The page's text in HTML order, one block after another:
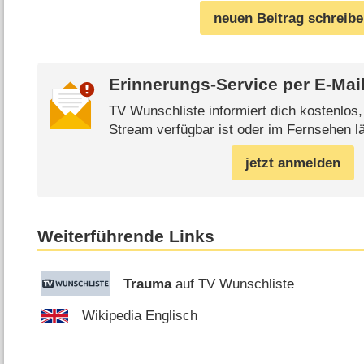
neuen Beitrag
Erinnerungs-Service per E-
TV Wunschliste informiert dich
Stream verfügbar ist oder im Fernsehen
jetzt anmelden
Weiterführende Links
Traumaauf TV Wunschliste
Wikipedia Englisch